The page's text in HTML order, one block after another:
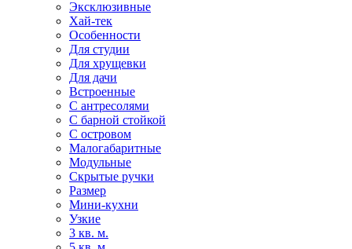
Эксклюзивные
Хай-тек
Особенности
Для студии
Для хрущевки
Для дачи
Встроенные
С антресолями
С барной стойкой
С островом
Малогабаритные
Модульные
Скрытые ручки
Размер
Мини-кухни
Узкие
3 кв. м.